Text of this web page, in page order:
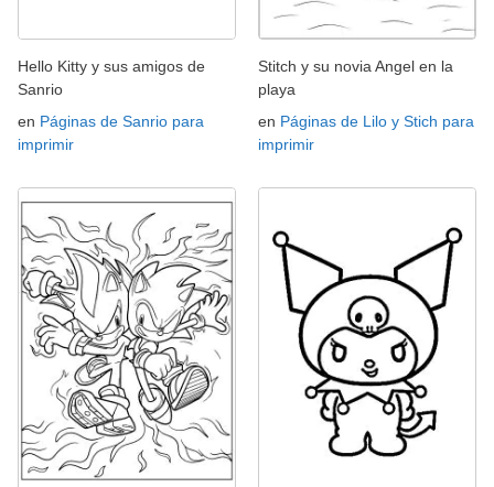
Hello Kitty y sus amigos de
Sanrio
en Páginas de Sanrio para
imprimir
Stitch y su novia Angel en la
playa
en Páginas de Lilo y Stich para
imprimir